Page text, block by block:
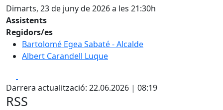
Dimarts, 23 de juny de 2026 a les 21:30h
Assistents
Regidors/es
Bartolomé Egea Sabaté - Alcalde
Albert Carandell Luque
Darrera actualització: 22.06.2026 | 08:19
RSS